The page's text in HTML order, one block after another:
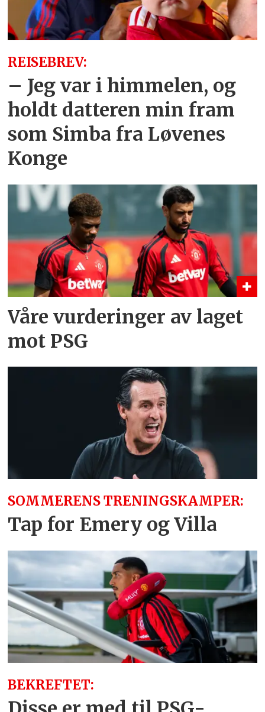
REISEBREV:
– Jeg var i himmelen, og
holdt datteren min fram
som Simba fra Løvenes
Konge
Våre vurderinger av laget
mot PSG
SOMMERENS TRENINGSKAMPER:
Tap for Emery og Villa
BEKREFTET: